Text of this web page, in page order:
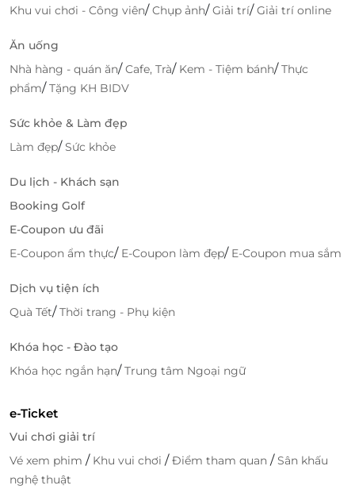
Dấu ấn của sự tận tâm – Trải nghiệm chỉ có tại
SH Premium Lounge
Premium Lounge Cam Ranh chinh phục du khách
bằngdịch vụ chuyên nghiệp, tận tâm và nồng hậu
người miền Trung. Đội ngũ nhân viên luôn sẵn sàng
hỗ trợ với phong thái nhẹ nhàng, ân cần, giúp mỗi vị
khách cảm thấy như đang ở trong
Khu vui chơi - Công viên/Chụp ảnh/Giải trí/Giải trí online
Ăn uống
Nhà hàng - quán ăn/Cafe, Trà/ Kem - Tiệm bánh/Thực
phẩm/Tặng KH BIDV
Sức khỏe & Làm đẹp
Làm đẹp/Sức khỏe
Du lịch - Khách sạn
Booking Golf
E-Coupon ưu đãi
E-Coupon ẩm thực/ E-Coupon làm đẹp/ E-Coupon mua sắm
Dịch vụ tiện ích
Quà Tết/Thời trang - Phụ kiện
Khóa học - Đào tạo
Khóa học ngắn hạn/Trung tâm Ngoại ngữ
e-Ticket
Vui chơi giải trí
Vé xem phim / Khu vui chơi /Điểm tham quan /Sân khấu
nghệ thuật